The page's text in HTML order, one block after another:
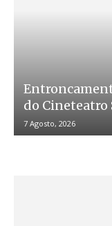
do Cineteatro
7 Agosto, 2026